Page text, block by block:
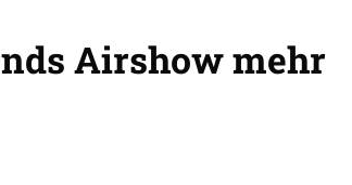
Airshow mehr